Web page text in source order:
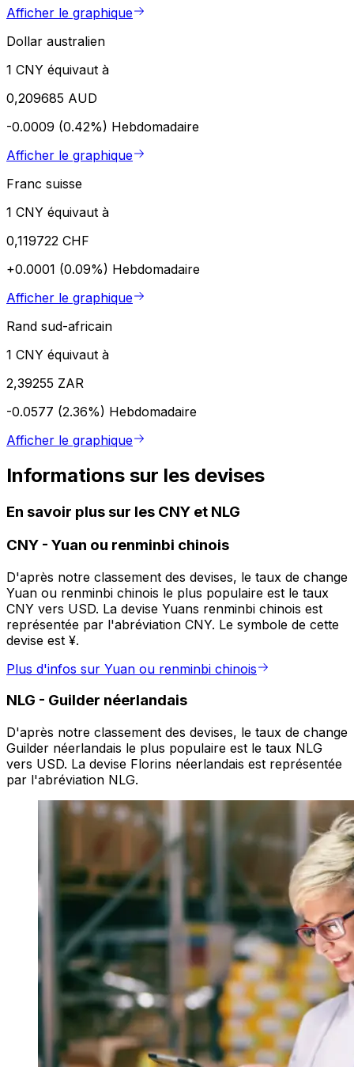
Afficher le graphique
Dollar australien
1 CNY équivaut à
0,209685 AUD
-0.0009 (0.42%) Hebdomadaire
Afficher le graphique
Franc suisse
1 CNY équivaut à
0,119722 CHF
+0.0001 (0.09%) Hebdomadaire
Afficher le graphique
Rand sud-africain
1 CNY équivaut à
2,39255 ZAR
-0.0577 (2.36%) Hebdomadaire
Afficher le graphique
Informations sur les devises
En savoir plus sur les CNY et NLG
CNY - Yuan ou renminbi chinois
D'après notre classement des devises, le taux de change
Yuan ou renminbi chinois le plus populaire est le taux
CNY vers USD. La devise Yuans renminbi chinois est
représentée par l'abréviation CNY. Le symbole de cette
devise est ¥.
Plus d'infos sur Yuan ou renminbi chinois
NLG - Guilder néerlandais
D'après notre classement des devises, le taux de change
Guilder néerlandais le plus populaire est le taux NLG
vers USD. La devise Florins néerlandais est représentée
par l'abréviation NLG.